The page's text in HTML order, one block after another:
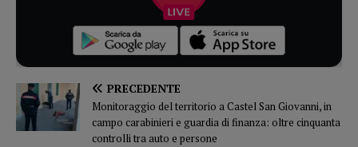
PRECEDENTE
Monitoraggio del territorio a Castel San Giovanni, in
campo carabinieri e guardia di finanza: oltre cinquanta
controlli tra auto e persone